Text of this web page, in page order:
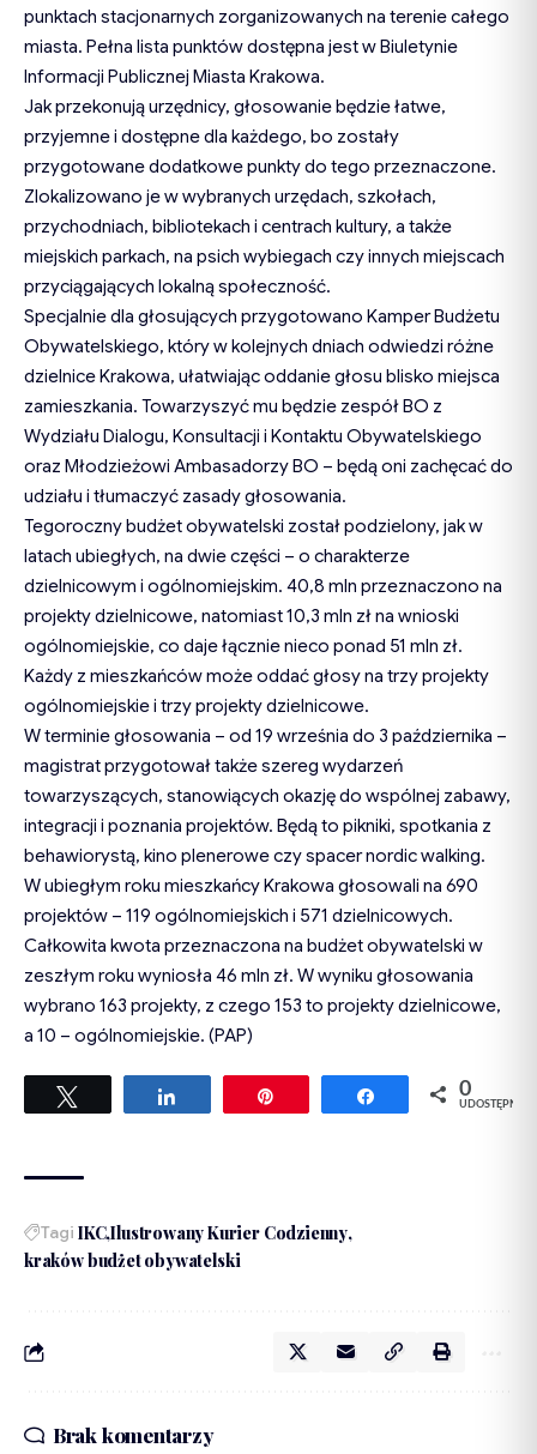
punktach stacjonarnych zorganizowanych na terenie całego
miasta. Pełna lista punktów dostępna jest w Biuletynie
Informacji Publicznej Miasta Krakowa.
Jak przekonują urzędnicy, głosowanie będzie łatwe,
przyjemne i dostępne dla każdego, bo zostały
przygotowane dodatkowe punkty do tego przeznaczone.
Zlokalizowano je w wybranych urzędach, szkołach,
przychodniach, bibliotekach i centrach kultury, a także
miejskich parkach, na psich wybiegach czy innych miejscach
przyciągających lokalną społeczność.
Specjalnie dla głosujących przygotowano Kamper Budżetu
Obywatelskiego, który w kolejnych dniach odwiedzi różne
dzielnice Krakowa, ułatwiając oddanie głosu blisko miejsca
zamieszkania. Towarzyszyć mu będzie zespół BO z
Wydziału Dialogu, Konsultacji i Kontaktu Obywatelskiego
oraz Młodzieżowi Ambasadorzy BO – będą oni zachęcać do
udziału i tłumaczyć zasady głosowania.
Tegoroczny budżet obywatelski został podzielony, jak w
latach ubiegłych, na dwie części – o charakterze
dzielnicowym i ogólnomiejskim. 40,8 mln przeznaczono na
projekty dzielnicowe, natomiast 10,3 mln zł na wnioski
ogólnomiejskie, co daje łącznie nieco ponad 51 mln zł.
Każdy z mieszkańców może oddać głosy na trzy projekty
ogólnomiejskie i trzy projekty dzielnicowe.
W terminie głosowania – od 19 września do 3 października –
magistrat przygotował także szereg wydarzeń
towarzyszących, stanowiących okazję do wspólnej zabawy,
integracji i poznania projektów. Będą to pikniki, spotkania z
behawiorystą, kino plenerowe czy spacer nordic walking.
W ubiegłym roku mieszkańcy Krakowa głosowali na 690
projektów – 119 ogólnomiejskich i 571 dzielnicowych.
Całkowita kwota przeznaczona na budżet obywatelski w
zeszłym roku wyniosła 46 mln zł. W wyniku głosowania
wybrano 163 projekty, z czego 153 to projekty dzielnicowe,
a 10 – ogólnomiejskie. (PAP)
Udostępnij Udostępnij
0
UDOSTĘPNIEŃ
Tagi IKC Ilustrowany Kurier Codzienny
kraków budżet obywatelski
Brak komentarzy